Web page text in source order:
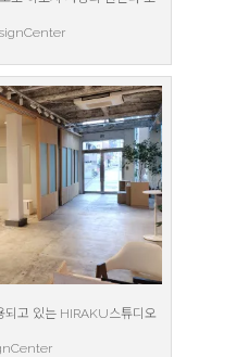
되고 있는 HIRAKU스튜디오